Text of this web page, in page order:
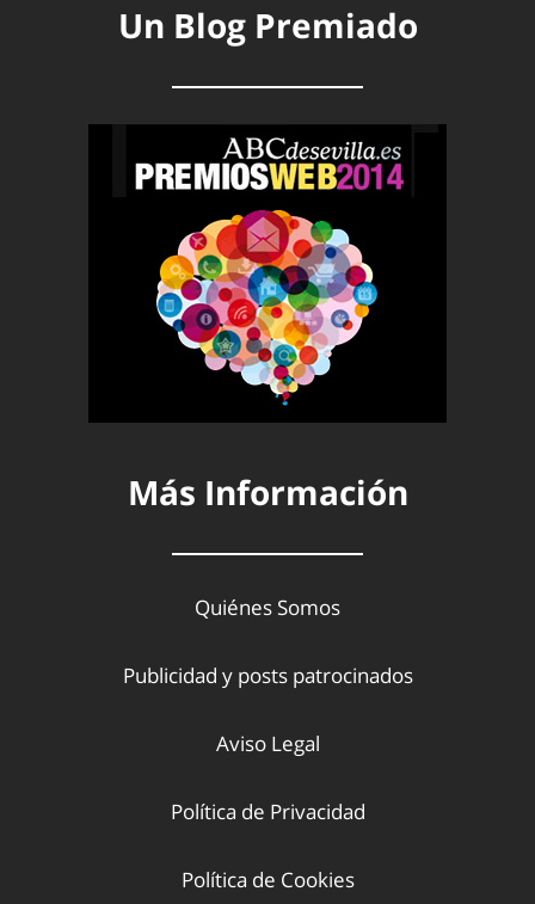
Un Blog Premiado
Más Información
Quiénes Somos
Publicidad y posts patrocinados
Aviso Legal
Política de Privacidad
Política de Cookies